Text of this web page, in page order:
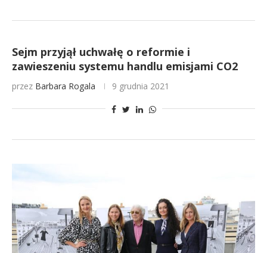
Sejm przyjął uchwałę o reformie i
zawieszeniu systemu handlu emisjami CO2
przez Barbara Rogala 9 grudnia 2021